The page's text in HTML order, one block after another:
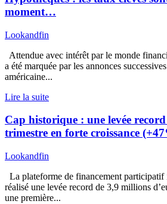
moment…
Lookandfin
Attendue avec intérêt par le monde
a été marquée par les annonces
américaine...
Lire la suite
Cap historique : une levée
trimestre en forte croissance
Lookandfin
La plateforme de financement
réalisé une levée record de 3,9 millions
une première...